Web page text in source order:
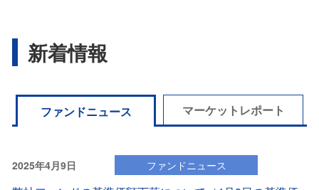
新着情報
ファンドニュース マーケットレポート
2025年4月9日 ファンドニュース